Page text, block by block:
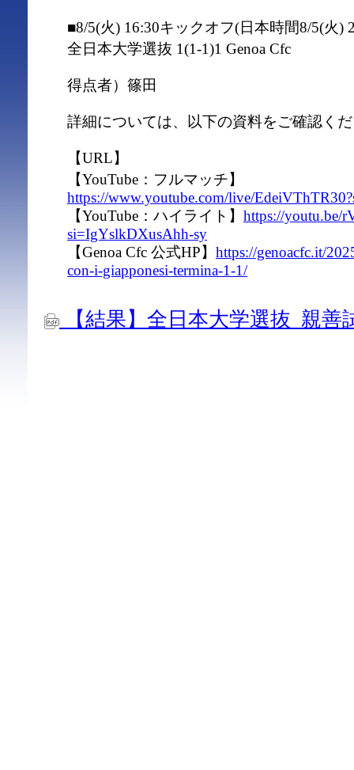
■8/5(火) 16:30キックオフ(日本時間8/5(火)
全日本大学選抜 1(1-1)1 Genoa Cfc
得点者）篠田
詳細については、以下の資料をご確認く
【URL】
【YouTube：フルマッチ】
https://www.youtube.com/live/
【YouTube：ハイライト】 https://youtu.be/
si=IgYslkDXusAhh-sy
【Genoa Cfc 公式HP】 https://genoacfc.it/
con-i-giapponesi-termina-1-1/
【結果】全日本大学選抜_親善